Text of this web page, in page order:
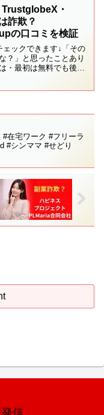
けて発信してます✨−−
TrustglobeX・
詐欺？
の口コミを検証
ェックできます↓「その
？」と思ったことあり
・最初は無料でも後か
在宅ワーク #フリーラ
#シンママ #せどり